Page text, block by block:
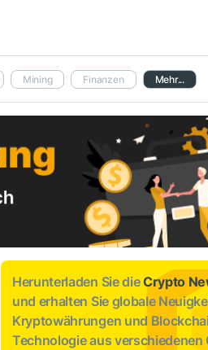
Mining Finanzen Mehr...
Herunterladen Sie dieCrypto
und erhalten Sie globale
Kryptowährungen und
Technologie aus verschiedenen